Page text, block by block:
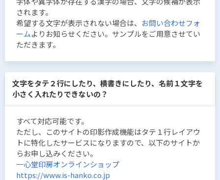
されます。
希望する文字が表示されない場合は、 お問い合わせフォ
ームよりお知らせください。サンプルをご用意させてい
ただきます。
文字をタテ２行にしたり、横書きにしたり、名前１文字を
小さく入れたりできないの？
すべて対応可能です。
ただし、このサイトの印影作成機能はタテ１行レイアウ
トに特化したサービスになりますので、以下のサイトか
らお申し込みください。
一心堂印房オンラインショップ
https://www.is-hanko.co.jp